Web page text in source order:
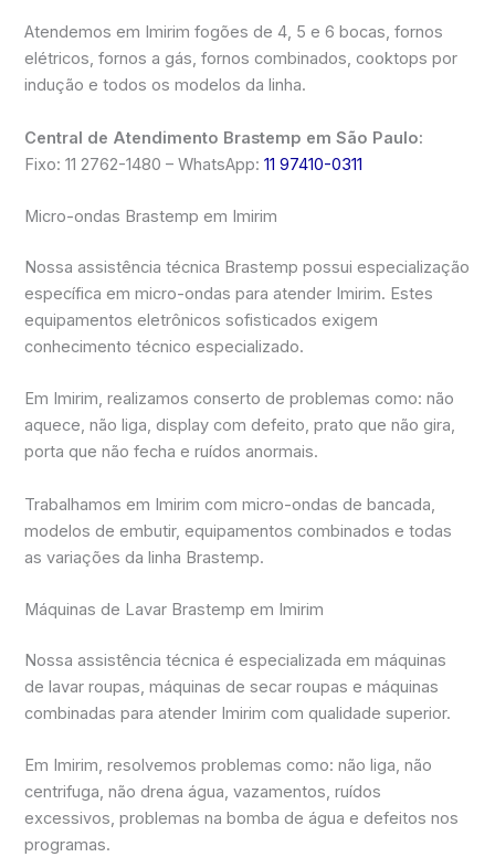
Atendemos em Imirim fogões de 4, 5 e 6 bocas, fornos
elétricos, fornos a gás, fornos combinados, cooktops por
indução e todos os modelos da linha.
Central de Atendimento Brastemp em São Paulo:
Fixo: 11 2762-1480 – WhatsApp:11 97410-0311
Micro-ondas Brastemp em Imirim
Nossa assistência técnica Brastemp possui especialização
específica em micro-ondas para atender Imirim. Estes
equipamentos eletrônicos sofisticados exigem
conhecimento técnico especializado.
Em Imirim, realizamos conserto de problemas como: não
aquece, não liga, display com defeito, prato que não gira,
porta que não fecha e ruídos anormais.
Trabalhamos em Imirim com micro-ondas de bancada,
modelos de embutir, equipamentos combinados e todas
as variações da linha Brastemp.
Máquinas de Lavar Brastemp em Imirim
Nossa assistência técnica é especializada em máquinas
de lavar roupas, máquinas de secar roupas e máquinas
combinadas para atender Imirim com qualidade superior.
Em Imirim, resolvemos problemas como: não liga, não
centrifuga, não drena água, vazamentos, ruídos
excessivos, problemas na bomba de água e defeitos nos
programas.